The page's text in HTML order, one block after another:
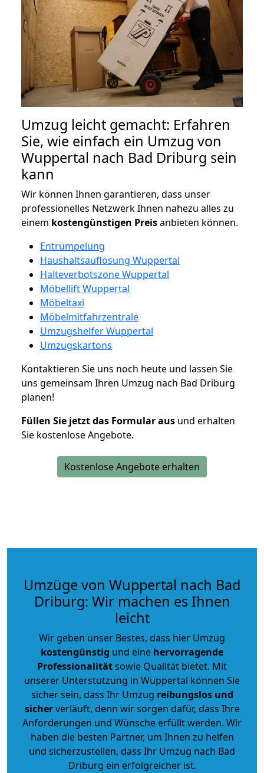
Umzug leicht gemacht: Erfahren
Sie, wie einfach ein Umzug von
Wuppertal nach Bad Driburg sein
kann
Wir können Ihnen garantieren, dass unser
professionelles Netzwerk Ihnen nahezu alles zu
einem kostengünstigen Preisanbieten können.
Entrümpelung
Haushaltsauflösung Wuppertal
Halteverbotszone Wuppertal
Möbellift Wuppertal
Möbeltaxi
Möbelmitfahrzentrale
Umzugshelfer Wuppertal
Umzugskartons
Kontaktieren Sie uns noch heute und lassen Sie
uns gemeinsam Ihren Umzug nach Bad Driburg
planen!
Füllen Sie jetzt das Formular aus und erhalten
Sie kostenlose Angebote.
Kostenlose Angebote erhalten
Umzüge von Wuppertal nach Bad
Driburg: Wir machen es Ihnen
leicht
Wir geben unser Bestes, dass hier Umzug
kostengünstig und eine hervorragende
Professionalitätsowie Qualität bietet. Mit
unserer Unterstützung in Wuppertal können Sie
sicher sein, dass Ihr Umzug reibungslos und
sicherverläuft, denn wir sorgen dafür, dass Ihre
Anforderungen und Wünsche erfüllt werden. Wir
haben die besten Partner, um Ihnen zu helfen
und sicherzustellen, dass Ihr Umzug nach Bad
Driburg ein erfolgreicher ist.